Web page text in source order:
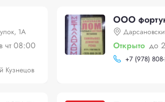
1А
чт 08:00
Кузнецов
ООО
Открыто до
+7 (978)